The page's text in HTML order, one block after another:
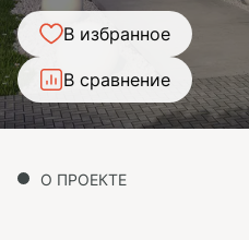
В избранное
В сравнение
О ПРОЕКТЕ